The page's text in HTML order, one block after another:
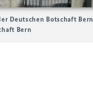
Deutschen Botschaft Bern
Bern